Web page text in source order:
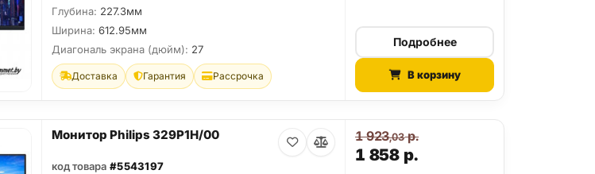
Глубина: 227.3мм
Ширина: 612.95мм
Диагональ экрана (дюйм): 27
Доставка Гарантия Рассрочка
Подробнее
В корзину
Монитор Philips 329P1H/00
код товара #5543197
1 858 р.
1 923,03р.